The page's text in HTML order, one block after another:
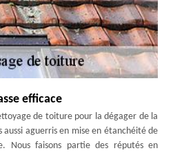
efficace
de toiture pour la dégager de la
aguerris en mise en étanchéité de
Nous faisons partie des réputés en